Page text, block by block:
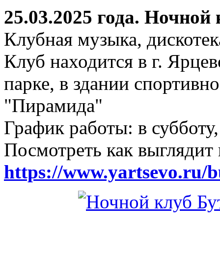
25.03.2025 года.
Клубная музыка,
Клуб находится в г.
парке, в здании
"Пирамида"
График работы: в
Посмотреть как
https://www.yartsevo.ru/